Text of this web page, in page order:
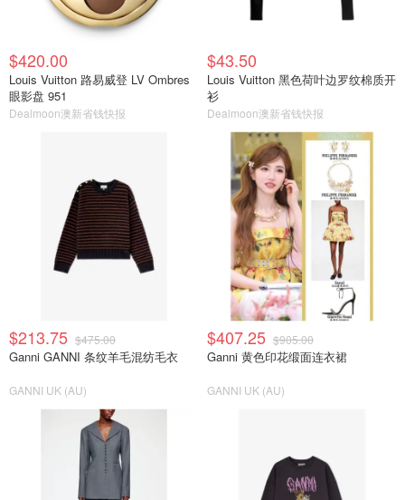
$420.00
Louis Vuitton 路易威登 LV Ombres
眼影盘 951
Dealmoon澳新省钱快报
$43.50
Louis Vuitton 黑色荷叶边罗纹棉质开
衫
Dealmoon澳新省钱快报
$213.75 $475.00
Ganni GANNI 条纹羊毛混纺毛衣
GANNI UK (AU)
$407.25 $905.00
Ganni 黄色印花缎面连衣裙
GANNI UK (AU)